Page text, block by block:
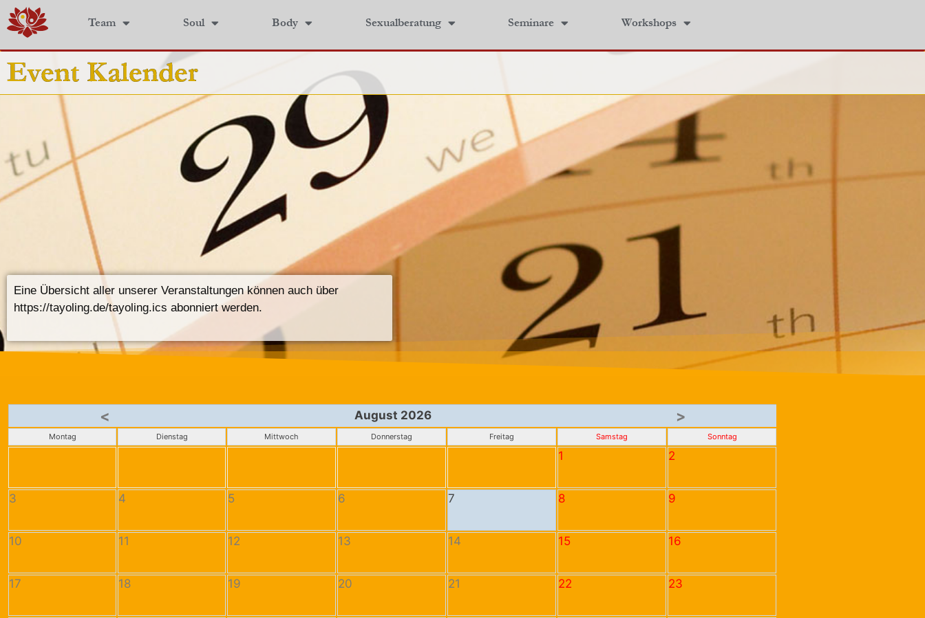
Team Soul Body Sexualberatung Seminare Workshops
Event Kalender
Eine Übersicht aller unserer Veranstaltungen können auch über
https://tayoling.de/tayoling.ics abonniert werden.
< August 2026 >
Montag Dienstag Mittwoch Donnerstag Freitag Samstag Sonntag
1 2
3 4 5 6 7 8 9
10 11 12 13 14 15 16
17 18 19 20 21 22 23